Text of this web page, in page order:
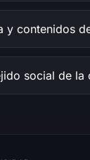
y contenidos
social de la